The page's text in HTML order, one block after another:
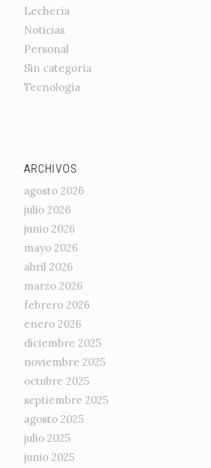
Lechería
Noticias
Personal
Sin categoría
Tecnología
ARCHIVOS
agosto 2026
julio 2026
junio 2026
mayo 2026
abril 2026
marzo 2026
febrero 2026
enero 2026
diciembre 2025
noviembre 2025
octubre 2025
septiembre 2025
agosto 2025
julio 2025
junio 2025